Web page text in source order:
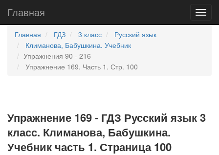
Главная
Главная ГДЗ 3 класс
Русский язык
Климанова, Бабушкина. Учебник
Упражнения 90 - 216
Упражнение 169. Часть 1. Стр. 100
Упражнение 169 - ГДЗ Русский язык 3
класс. Климанова, Бабушкина.
Учебник часть 1. Страница 100